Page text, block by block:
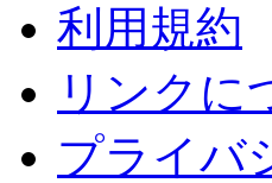
利用規約
リンクに
プライバ